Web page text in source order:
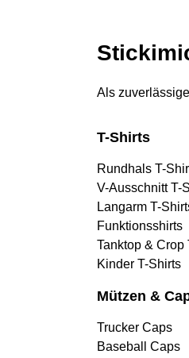
Als
T-Shirts
Rundhals T-
V-Ausschnitt T-
Langarm T-
Funktionsshirts
Tanktop & Crop
Kinder T-Shirts
Mützen &
Trucker Caps
Baseball Caps